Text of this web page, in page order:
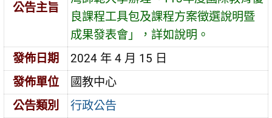
公告主旨
良課程工具包及課程方案徵選說明暨
成果發表會」，詳如說明。
發佈日期
2024 年 4 月 15 日
發佈單位
國教中心
公告類別
行政公告